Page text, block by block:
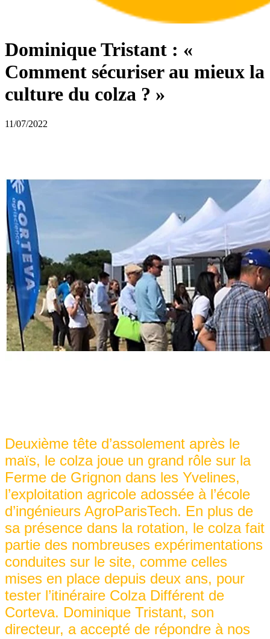
Dominique Tristant : «
Comment sécuriser au mieux la
culture du colza ? »
11/07/2022
Deuxième tête d’assolement après le
maïs, le colza joue un grand rôle sur la
Ferme de Grignon dans les Yvelines,
l’exploitation agricole adossée à l’école
d’ingénieurs AgroParisTech. En plus de
sa présence dans la rotation, le colza fait
partie des nombreuses expérimentations
conduites sur le site, comme celles
mises en place depuis deux ans, pour
tester l’itinéraire Colza Différent de
Corteva. Dominique Tristant, son
directeur, a accepté de répondre à nos